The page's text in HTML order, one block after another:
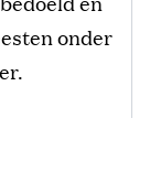
onder